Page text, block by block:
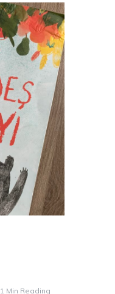
1 Min Reading